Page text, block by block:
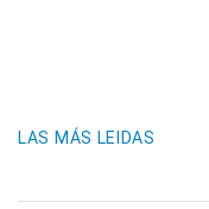
LAS MÁS LEIDAS